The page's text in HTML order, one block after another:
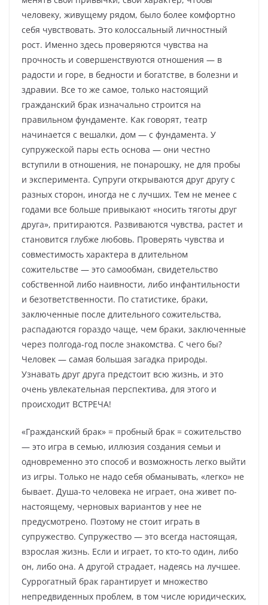
человеку, живущему рядом, было более комфортно
себя чувствовать. Это колоссальный личностный
рост. Именно здесь проверяются чувства на
прочность и совершенствуются отношения — в
радости и горе, в бедности и богатстве, в болезни и
здравии. Все то же самое, только настоящий
гражданский брак изначально строится на
правильном фундаменте. Как говорят, театр
начинается с вешалки, дом — с фундамента. У
супружеской пары есть основа — они честно
вступили в отношения, не понарошку, не для пробы
и эксперимента. Супруги открываются друг другу с
разных сторон, иногда не с лучших. Тем не менее с
годами все больше привыкают «носить тяготы друг
друга», притираются. Развиваются чувства, растет и
становится глубже любовь. Проверять чувства и
совместимость характера в длительном
сожительстве — это самообман, свидетельство
собственной либо наивности, либо инфантильности
и безответственности. По статистике, браки,
заключенные после длительного сожительства,
распадаются гораздо чаще, чем браки, заключенные
через полгода-год после знакомства. С чего бы?
Человек — самая большая загадка природы.
Узнавать друг друга предстоит всю жизнь, и это
очень увлекательная перспектива, для этого и
происходит ВСТРЕЧА!
«Гражданский брак» = пробный брак = сожительство
— это игра в семью, иллюзия создания семьи и
одновременно это способ и возможность легко выйти
из игры. Только не надо себя обманывать, «легко» не
бывает. Душа-то человека не играет, она живет по-
настоящему, черновых вариантов у нее не
предусмотрено. Поэтому не стоит играть в
супружество. Супружество — это всегда настоящая,
взрослая жизнь. Если и играет, то кто-то один, либо
он, либо она. А другой страдает, надеясь на лучшее.
Суррогатный брак гарантирует и множество
непредвиденных проблем, в том числе юридических,